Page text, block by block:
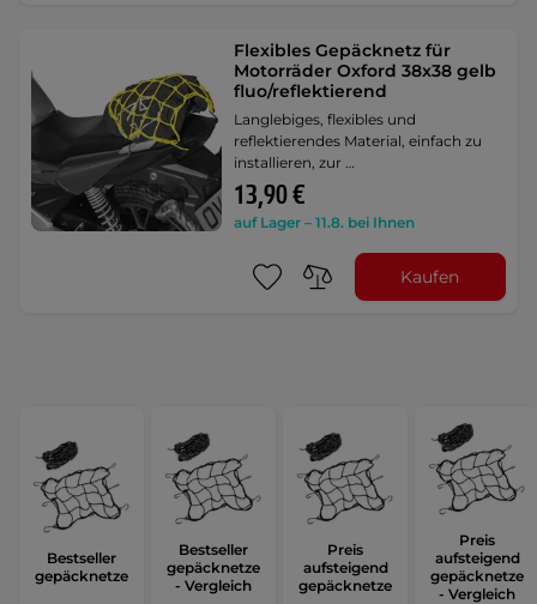
Flexibles Gepäcknetz für
Motorräder Oxford 38x38 gelb
fluo/reflektierend
Langlebiges, flexibles und
reflektierendes Material, einfach zu
installieren, zur …
13,90 €
auf Lager – 11.8. bei Ihnen
Kaufen
Bestseller
gepäcknetze
Bestseller
gepäcknetze
- Vergleich
Preis
aufsteigend
gepäcknetze
Preis
aufsteigend
gepäcknetze
- Vergleich